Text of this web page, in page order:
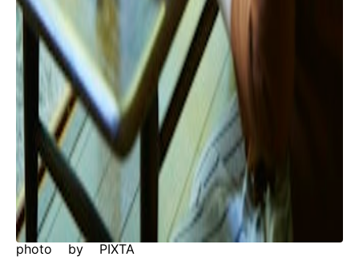
photo by PIXTA